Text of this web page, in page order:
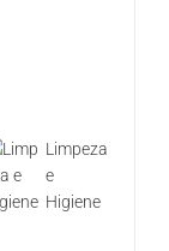
Limpeza
e
Higiene